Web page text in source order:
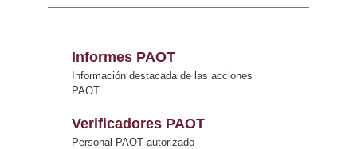
Informes PAOT
Información destacada de las acciones
PAOT
Verificadores PAOT
Personal PAOT autorizado